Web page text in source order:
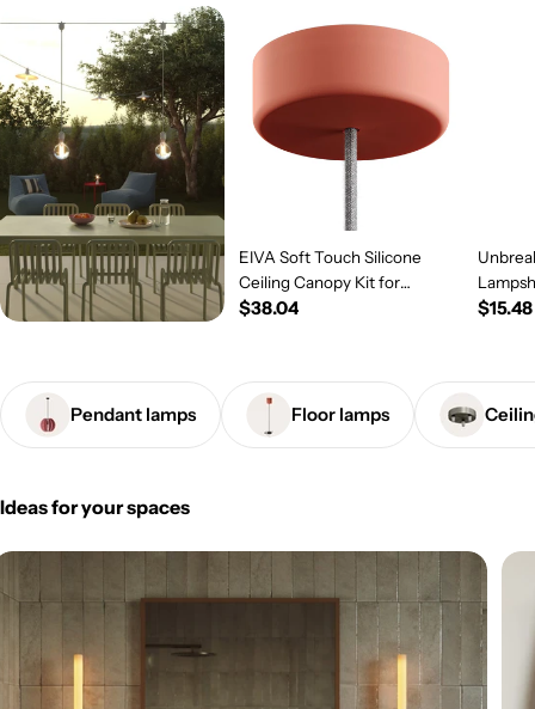
EIVA Soft Touch Silicone
Ceiling Canopy Kit for
Outdoor IP65 - Modulair
Regular
$38.04 $15.48
Pendant lamps Floor lamps
Ideas for your spaces